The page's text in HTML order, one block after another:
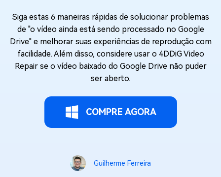
Siga estas 6 maneiras rápidas de solucionar problemas
de "o vídeo ainda está sendo processado no Google
Drive" e melhorar suas experiências de reprodução com
facilidade. Além disso, considere usar o 4DDiG Video
Repair se o vídeo baixado do Google Drive não puder
ser aberto.
COMPRE AGORA
Guilherme Ferreira